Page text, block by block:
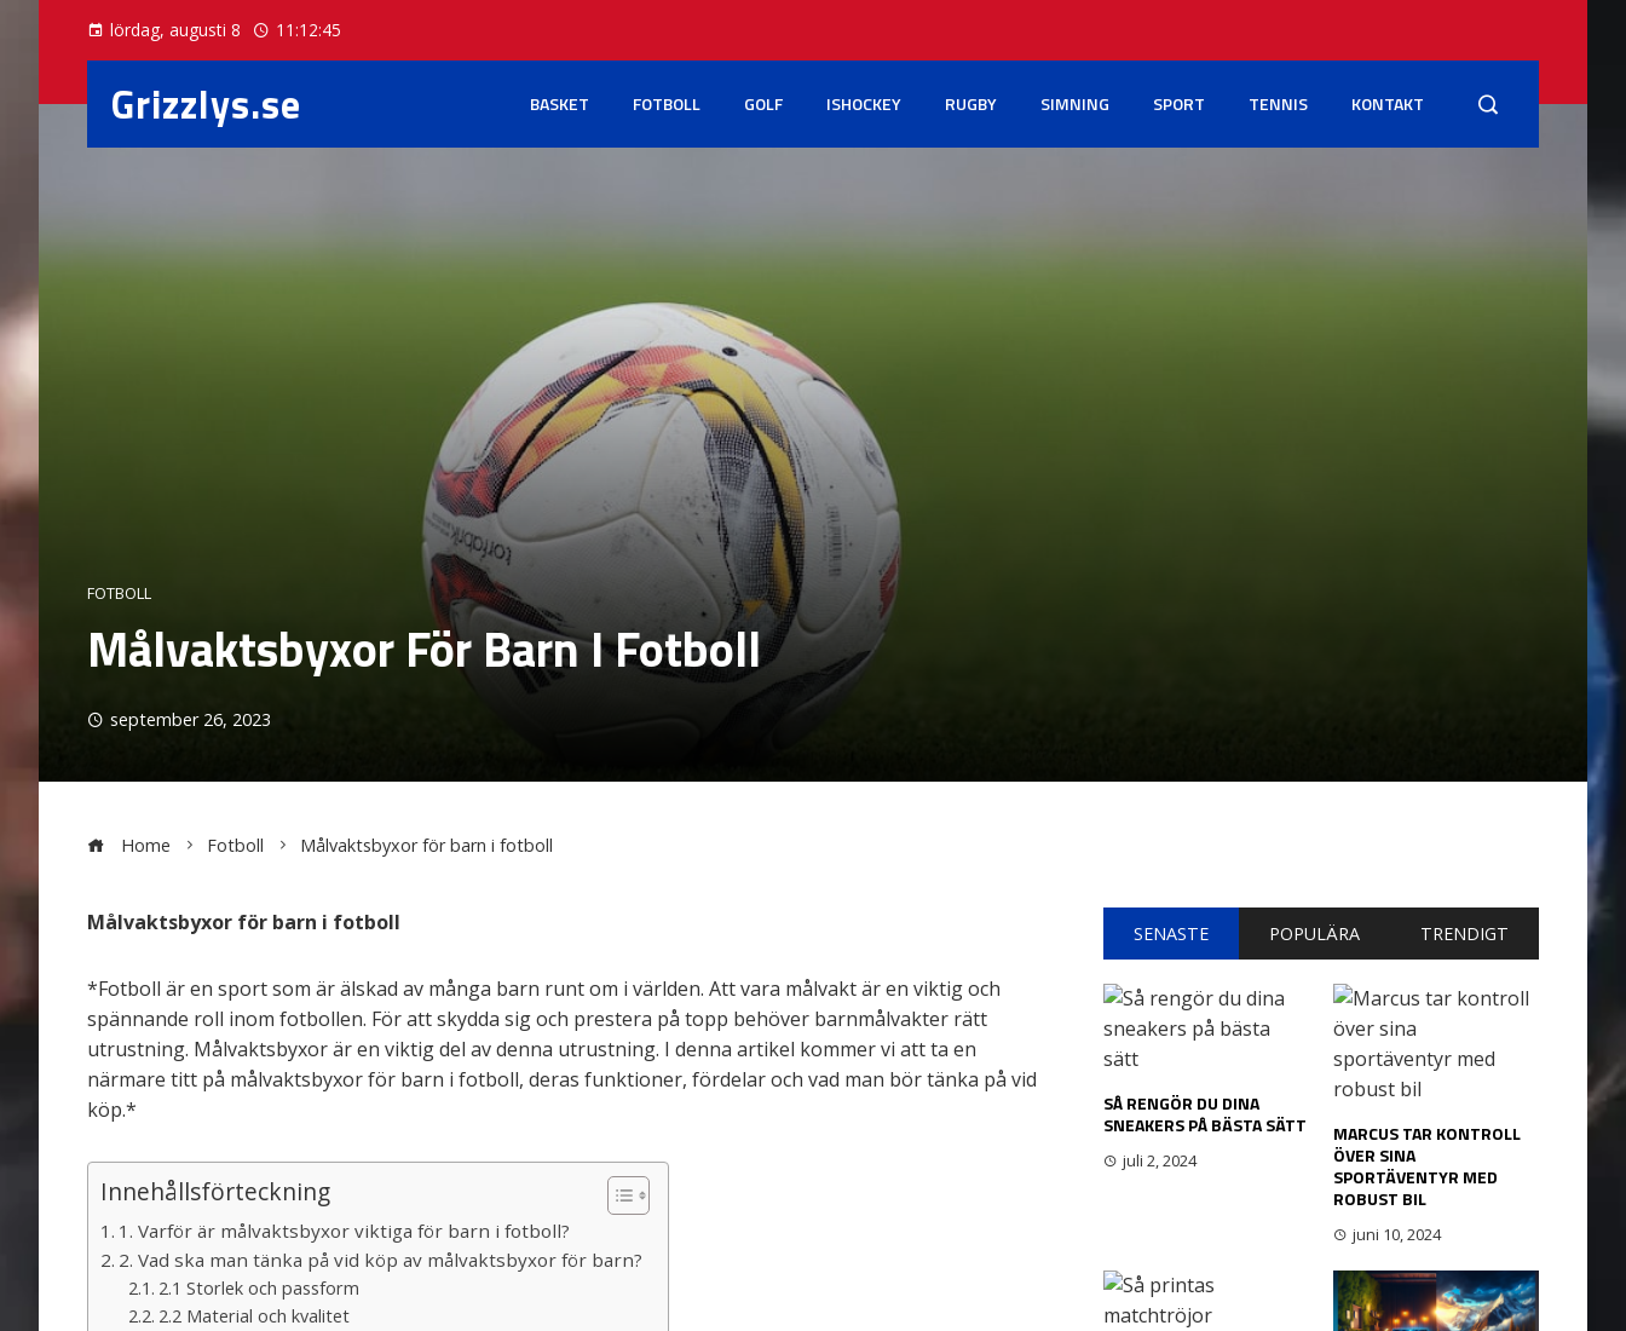
lördag, augusti 8 11:12:46
Grizzlys.se BASKET FOTBOLL GOLF ISHOCKEY RUGBY SIMNING SPORT TENNIS KONTAKT
FOTBOLL
Målvaktsbyxor För Barn I Fotboll
september 26, 2023
Home Fotboll Målvaktsbyxor för barn i fotboll
Målvaktsbyxor för barn i fotboll
*Fotboll är en sport som är älskad av många barn runt om i världen. Att vara målvakt är en viktig och
spännande roll inom fotbollen. För att skydda sig och prestera på topp behöver barnmålvakter rätt
utrustning. Målvaktsbyxor är en viktig del av denna utrustning. I denna artikel kommer vi att ta en
närmare titt på målvaktsbyxor för barn i fotboll, deras funktioner, fördelar och vad man bör tänka på vid
köp.*
Innehållsförteckning
1. Varför är målvaktsbyxor viktiga för barn i fotboll?
2. Vad ska man tänka på vid köp av målvaktsbyxor för barn?
2.1 Storlek och passform
2.2 Material och kvalitet
SENASTE POPULÄRA TRENDIGT
SÅ RENGÖR DU DINA
SNEAKERS PÅ BÄSTA SÄTT
juli 2, 2024
MARCUS TAR KONTROLL
ÖVER SINA
SPORTÄVENTYR MED
ROBUST BIL
juni 10, 2024